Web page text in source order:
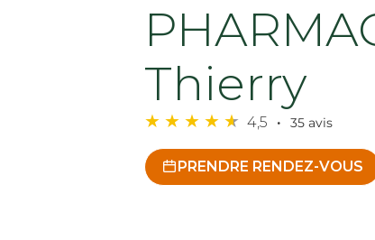
Thierry
4,5 35 avis
PRENDRE RENDEZ-VOUS